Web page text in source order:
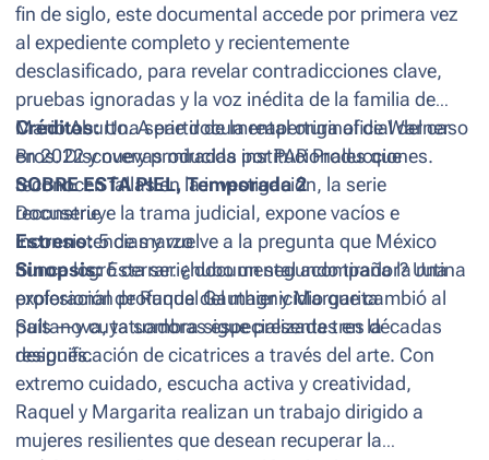
fin de siglo, este documental accede por primera vez
al expediente completo y recientemente
desclasificado, para revelar contradicciones clave,
pruebas ignoradas y la voz inédita de la familia de
Mario Aburto. A partir de la reapertura oficial del caso
en 2022 y nuevas miradas institucionales que
reconocen fallas en la investigación, la serie
reconstruye la trama judicial, expone vacíos e
inconsistencias y vuelve a la pregunta que México
nunca logró cerrar: ¿hubo un segundo tirador? Una
exploración profunda del magnicidio que cambió al
país —y cuya sombra sigue presente tres décadas
después.
Créditos:Una serie documental original de Warner
Bros. Discovery producida por PAR Producciones.
SOBRE ESTA PIEL, Temporada 2
Docuserie
Estreno:5 de marzo
Sinopsis:Esta serie documental acompaña la rutina
profesional de Raquel Gauthier y Margarita
Sultanova, tatuadoras especializadas en la
resignificación de cicatrices a través del arte. Con
extremo cuidado, escucha activa y creatividad,
Raquel y Margarita realizan un trabajo dirigido a
mujeres resilientes que desean recuperar la